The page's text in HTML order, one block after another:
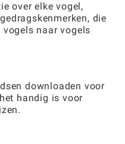
over elke vogel,
die
naar vogels
downloaden voor
handig is voor